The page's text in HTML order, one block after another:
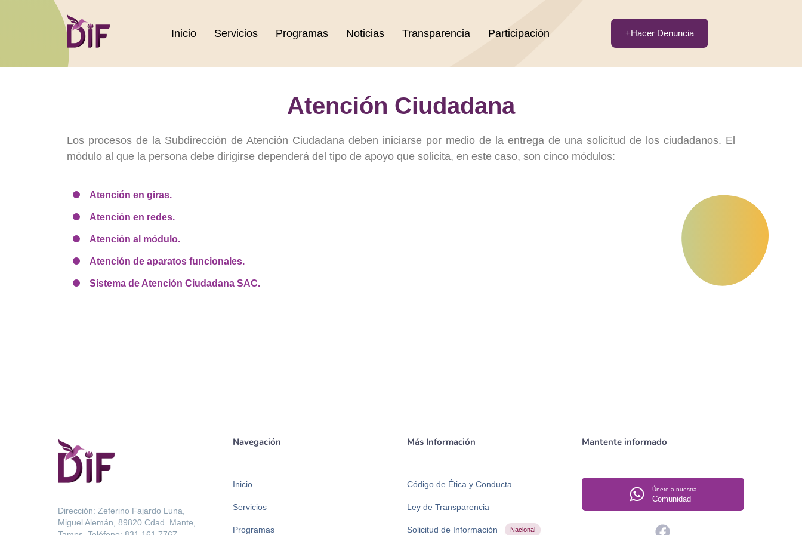
Inicio Servicios Programas Noticias Transparencia Participación +Hacer Denuncia
Atención Ciudadana
Los procesos de la Subdirección de Atención Ciudadana deben iniciarse por medio de la entrega de una solicitud de los ciudadanos. El
módulo al que la persona debe dirigirse dependerá del tipo de apoyo que solicita, en este caso, son cinco módulos:
Atención en giras.
Atención en redes.
Atención al módulo.
Atención de aparatos funcionales.
Sistema de Atención Ciudadana SAC.
Dirección: Zeferino Fajardo Luna,
Miguel Alemán, 89820 Cdad. Mante,
Navegación
Inicio
Servicios
Programas
Más Información
Código de Ética y Conducta
Ley de Transparencia
Solicitud de Información Nacional
Mantente informado
Únete a nuestra
Comunidad